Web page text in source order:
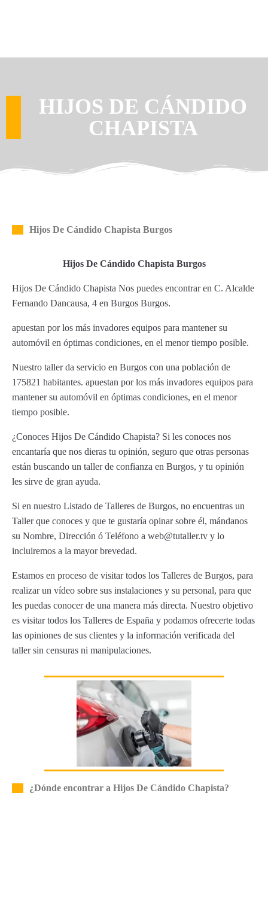
HIJOS DE CÁNDIDO
CHAPISTA
Hijos De Cándido Chapista Burgos
Hijos De Cándido Chapista Burgos
Hijos De Cándido Chapista Nos puedes encontrar en C. Alcalde
Fernando Dancausa, 4 en Burgos Burgos.
apuestan por los más invadores equipos para mantener su
automóvil en óptimas condiciones, en el menor tiempo posible.
Nuestro taller da servicio en Burgos con una población de
175821 habitantes. apuestan por los más invadores equipos para
mantener su automóvil en óptimas condiciones, en el menor
tiempo posible.
¿Conoces Hijos De Cándido Chapista? Si les conoces nos
encantaría que nos dieras tu opinión, seguro que otras personas
están buscando un taller de confianza en Burgos, y tu opinión
les sirve de gran ayuda.
Si en nuestro Listado de Talleres de Burgos, no encuentras un
Taller que conoces y que te gustaría opinar sobre él, mándanos
su Nombre, Dirección ó Teléfono a web@tutaller.tv y lo
incluiremos a la mayor brevedad.
Estamos en proceso de visitar todos los Talleres de Burgos, para
realizar un vídeo sobre sus instalaciones y su personal, para que
les puedas conocer de una manera más directa. Nuestro objetivo
es visitar todos los Talleres de España y podamos ofrecerte todas
las opiniones de sus clientes y la información verificada del
taller sin censuras ni manipulaciones.
¿Dónde encontrar a Hijos De Cándido Chapista?